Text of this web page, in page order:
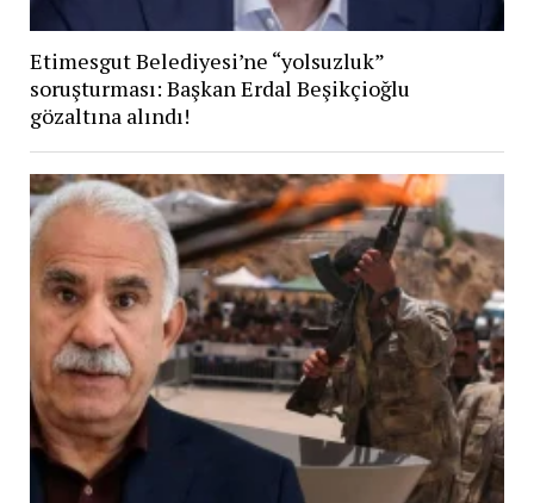
Etimesgut Belediyesi’ne “yolsuzluk”
soruşturması: Başkan Erdal Beşikçioğlu
gözaltına alındı!